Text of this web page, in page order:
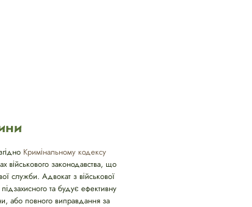
Кримінальному кодексу
військового законодавства, що
служби. Адвокат з військової
та будує ефективну
або повного виправдання за